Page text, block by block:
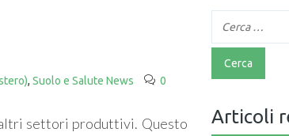
, Suolo e Salute News 0
settori produttivi. Questo
Articoli